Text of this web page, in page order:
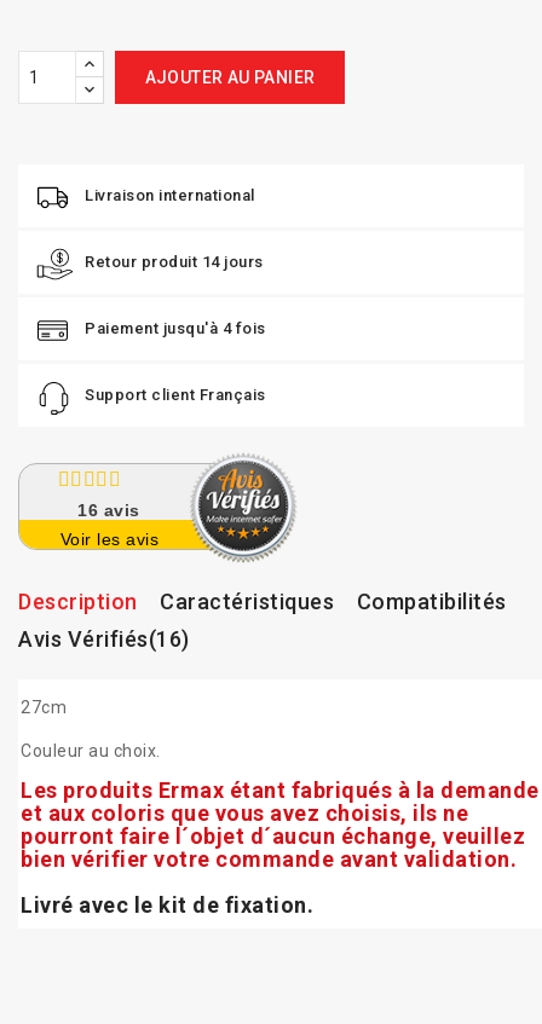
AJOUTER AU PANIER
Livraison international
Retour produit 14 jours
Paiement jusqu'à 4 fois
Support client Français
16 avis
Voir les avis
Description Caractéristiques
Compatibilités
Avis Vérifiés(16)
27cm
Couleur au choix.
Les produits Ermax étant fabriqués à la demande
et aux coloris que vous avez choisis, ils ne
pourront faire l´objet d´aucun échange, veuillez
bien vérifier votre commande avant validation.
Livré avec le kit de fixation.